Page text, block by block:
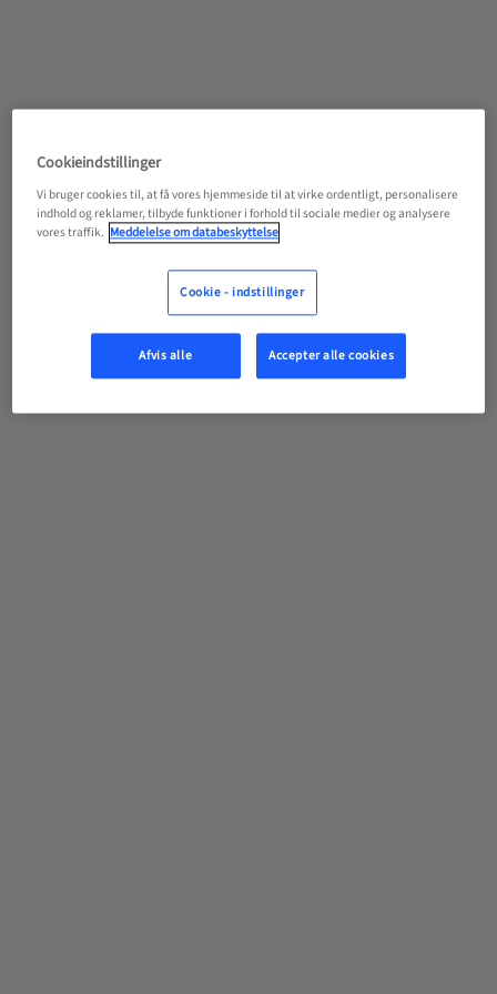
Cookieindstillinger
Vi bruger cookies til, at få vores hjemmeside til at virke ordentligt, personalisere
indhold og reklamer, tilbyde funktioner i forhold til sociale medier og analysere
vores traffik. Meddelelse om databeskyttelse
Cookie - indstillinger
Afvis alle Accepter alle cookies